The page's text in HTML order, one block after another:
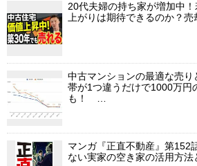
20代夫婦の持ち家が増加中
上がりは期待できるのか？売
中古マンションの最適な売
帯が1つ違うだけで1000万円
も！ …
マンガ『正直不動産』第
ない実家の空き家の活用方法